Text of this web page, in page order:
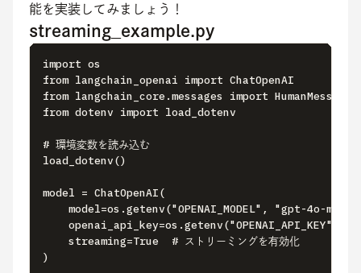
能を実装してみましょう！
streaming_example.py
import os
from langchain_openai import ChatOpenAI
from langchain_core.messages import HumanMessage
from dotenv import load_dotenv
# 環境変数を読み込む
load_dotenv()
model = ChatOpenAI(
model=os.getenv("OPENAI_MODEL", "gpt-4o-
    openai_api_key=os.getenv("OPENAI_API_KEY"),
    streaming=True  # ストリーミングを有効化
)